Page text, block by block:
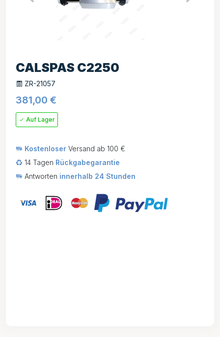
CALSPAS C2250
ZR-21057
381,00 €
Auf Lager
Kostenloser Versand ab 100 €
14 Tagen Rückgabegarantie
Antworten innerhalb 24 Stunden